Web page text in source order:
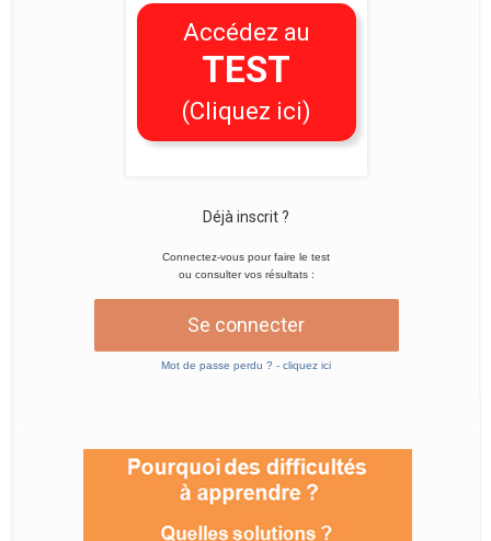
Accédez au
TEST
(Cliquez ici)
Déjà inscrit ?
Connectez-vous pour faire le test
ou consulter vos résultats :
Se connecter
Mot de passe perdu ? - cliquez ici